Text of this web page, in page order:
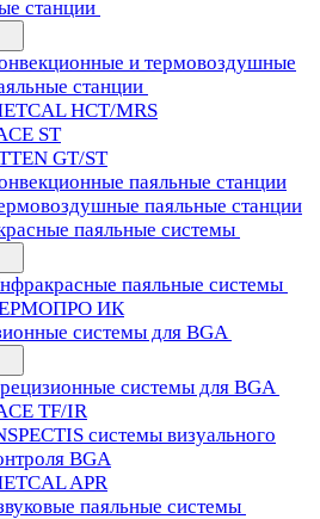
станции
и термовоздушные
станции
HCT/MRS
ST
GT/ST
паяльные станции
паяльные станции
паяльные системы
паяльные системы
ИК
системы для BGA
системы для BGA
TF/IR
системы визуального
BGA
APR
паяльные системы